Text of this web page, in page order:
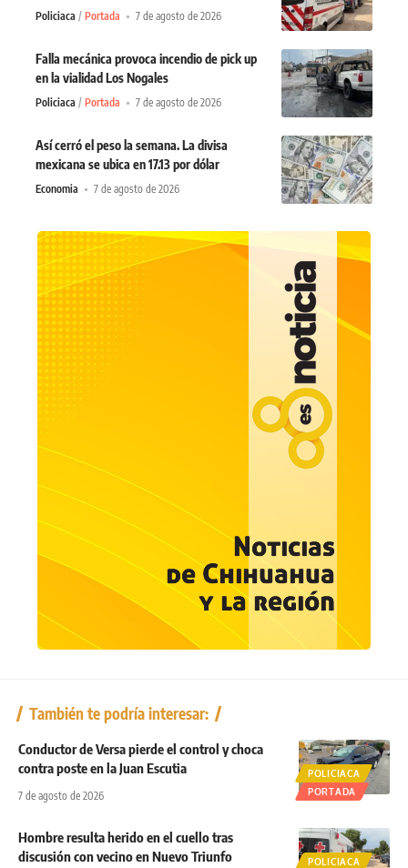
Policiaca Portada 7 de agosto de 2026
Falla mecánica provoca incendio de pick up
en la vialidad Los Nogales
Policiaca Portada 7 de agosto de 2026
Así cerró el peso la semana. La divisa
mexicana se ubica en 17.13 por dólar
Economia 7 de agosto de 2026
También te podría interesar:
POLICIACA
PORTADA
Conductor de Versa pierde el control y choca
contra poste en la Juan Escutia
7 de agosto de 2026
POLICIACA
Hombre resulta herido en el cuello tras
discusión con vecino en Nuevo Triunfo